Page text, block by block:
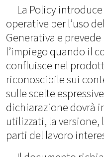
La Policy
operative per l’uso
Generativa e
l’impiego quando il
confluisce nel
riconoscibile sui
sulle scelte
dichiarazione dovrà
utilizzati, la versione,
parti del lavoro